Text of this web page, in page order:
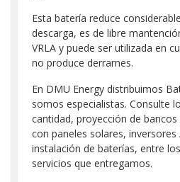
Esta batería reduce
descarga, es de libre
VRLA y puede ser utilizada en
no produce derrames.
En DMU Energy distribuimos
somos especialistas. Consulte
cantidad, proyección de
con paneles solares, inversores
instalación de baterías, entre
servicios que entregamos.